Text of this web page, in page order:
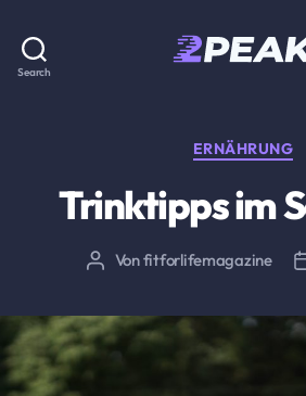
Search
ERNÄHRUNG
Trinktipps im
Beitragsautor
Vonfitforlifemagazine